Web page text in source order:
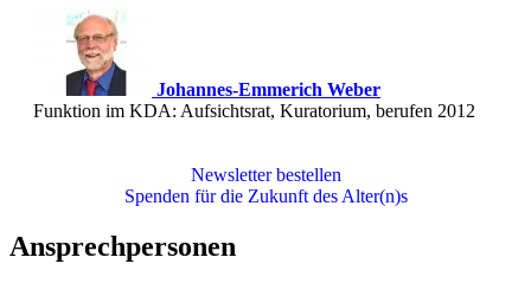
Johannes-Emmerich Weber
Funktion im KDA: Aufsichtsrat, Kuratorium, berufen 2012
Newsletter bestellen
Spenden für die Zukunft des Alter(n)s
Ansprechpersonen